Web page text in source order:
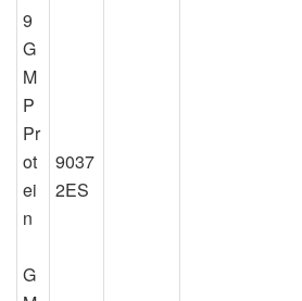
9
G
M
P
Pr
ot
ei
n
G
9037
2ES